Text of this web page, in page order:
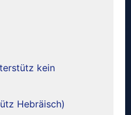
kein
Hebräisch)